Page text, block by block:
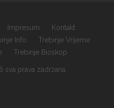
Impresum
Kontakt
Info
Trebinje Vrijeme
Trebinje Bioskop
prava zadržana.